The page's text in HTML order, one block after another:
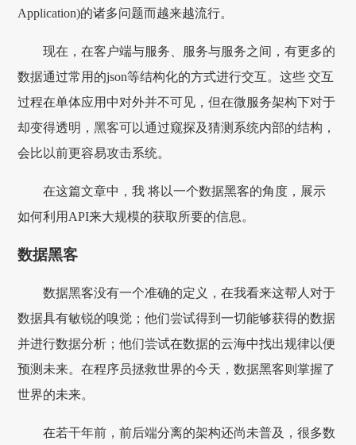
Application)的诸多问题而越来越流行。
现在，在客户端与服务、服务与服务之间，有更多的
数据通过常用的json等结构化的方式进行交互。这些 交互
过程在单体应用中对外并不可见，但在微服务架构下对于
却变得透明，黑客可以通过窥探及猜测系统内部的结构，
会比以前更容易攻击系统。
在这篇文章中，我 将以一个数据黑客的角度，展示
如何利用API来大规模的获取所要的信息。
数据黑客
数据黑客没有一个准确的定义，在我看来这帮人对于
数据具有敏锐的嗅觉；他们尝试得到一切能够获得的数据
并进行数据分析；他们尝试在数据的云海中找出规律以便
预测未来。在程序员拯救世界的今天，数据黑客则掌握了
世界的未来。
在若干年前，前后端分离的架构还尚未普及，很多数